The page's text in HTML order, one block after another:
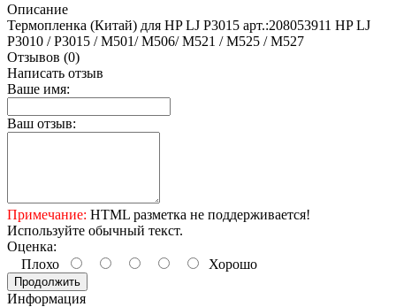
Описание
Термопленка (Китай) для HP LJ P3015 арт.:208053911 HP LJ
P3010 / P3015 / M501/ M506/ M521 / M525 / M527
Отзывов (0)
Написать отзыв
Ваше имя:
Ваш отзыв:
Примечание: HTML разметка не поддерживается!
Используйте обычный текст.
Оценка:
Плохо
Хорошо
Продолжить
Информация